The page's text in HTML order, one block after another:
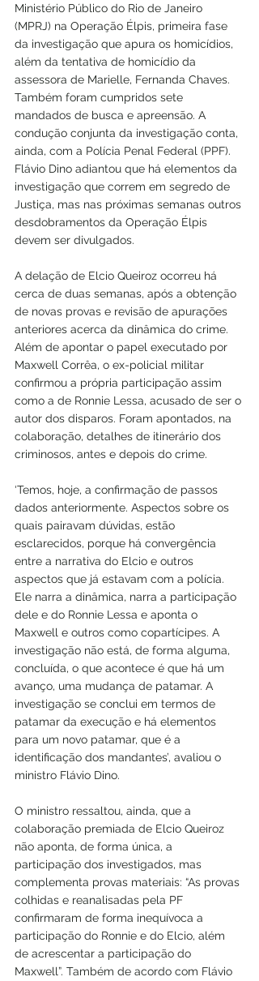
Ministério Público do Rio de Janeiro
(MPRJ) na Operação Élpis, primeira fase
da investigação que apura os homicídios,
além da tentativa de homicídio da
assessora de Marielle, Fernanda Chaves.
Também foram cumpridos sete
mandados de busca e apreensão. A
condução conjunta da investigação conta,
ainda, com a Polícia Penal Federal (PPF).
Flávio Dino adiantou que há elementos da
investigação que correm em segredo de
Justiça, mas nas próximas semanas outros
desdobramentos da Operação Élpis
devem ser divulgados.
A delação de Elcio Queiroz ocorreu há
cerca de duas semanas, após a obtenção
de novas provas e revisão de apurações
anteriores acerca da dinâmica do crime.
Além de apontar o papel executado por
Maxwell Corrêa, o ex-policial militar
confirmou a própria participação assim
como a de Ronnie Lessa, acusado de ser o
autor dos disparos. Foram apontados, na
colaboração, detalhes de itinerário dos
criminosos, antes e depois do crime.
‘Temos, hoje, a confirmação de passos
dados anteriormente. Aspectos sobre os
quais pairavam dúvidas, estão
esclarecidos, porque há convergência
entre a narrativa do Elcio e outros
aspectos que já estavam com a polícia.
Ele narra a dinâmica, narra a participação
dele e do Ronnie Lessa e aponta o
Maxwell e outros como copartícipes. A
investigação não está, de forma alguma,
concluída, o que acontece é que há um
avanço, uma mudança de patamar. A
investigação se conclui em termos de
patamar da execução e há elementos
para um novo patamar, que é a
identificação dos mandantes’, avaliou o
ministro Flávio Dino.
O ministro ressaltou, ainda, que a
colaboração premiada de Elcio Queiroz
não aponta, de forma única, a
participação dos investigados, mas
complementa provas materiais: “As provas
colhidas e reanalisadas pela PF
confirmaram de forma inequívoca a
participação do Ronnie e do Elcio, além
de acrescentar a participação do
Maxwell”. Também de acordo com Flávio